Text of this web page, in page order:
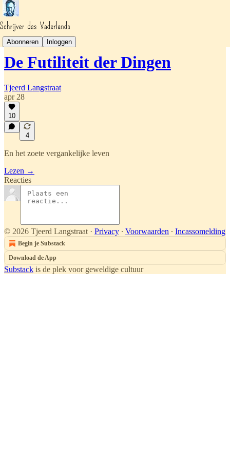
Abonneren Inloggen
Het Absurdistische Tijdperk
De Futiliteit der Dingen
Tjeerd Langstraat
apr 28
10
4
En het zoete vergankelijke leven
Lezen →
Reacties
© 2026 Tjeerd Langstraat · Privacy ∙ Voorwaarden ∙ Incassomelding
Begin je Substack
Download de App
Substack is de plek voor geweldige cultuur